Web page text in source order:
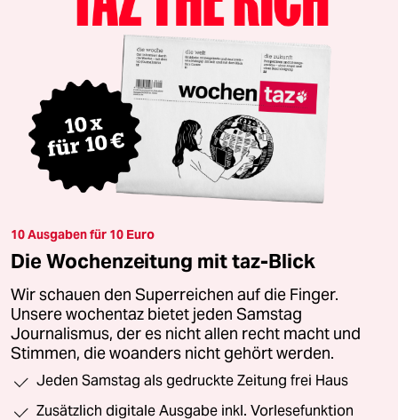
10 Ausgaben für 10 Euro
Die Wochenzeitung mit taz-Blick
Wir schauen den Superreichen auf die Finger.
Unsere wochentaz bietet jeden Samstag
Journalismus, der es nicht allen recht macht und
Stimmen, die woanders nicht gehört werden.
Jeden Samstag als gedruckte Zeitung frei Haus
Zusätzlich digitale Ausgabe inkl. Vorlesefunktion